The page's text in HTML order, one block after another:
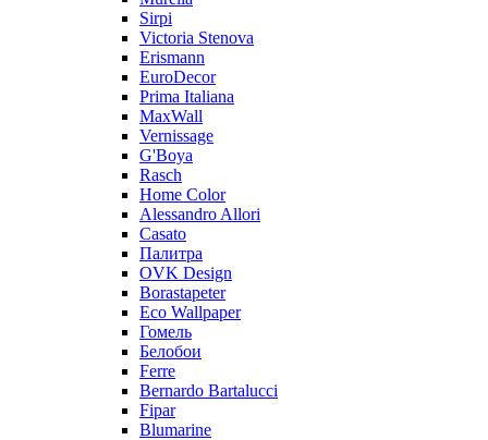
Sirpi
Victoria Stenova
Erismann
EuroDecor
Prima Italiana
MaxWall
Vernissage
G'Boya
Rasch
Home Color
Alessandro Allori
Casato
Палитра
OVK Design
Borastapeter
Eco Wallpaper
Гомель
Белобои
Ferre
Bernardo Bartalucci
Fipar
Blumarine